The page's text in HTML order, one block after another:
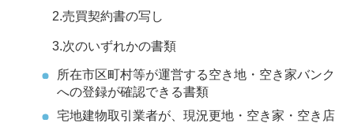
2.売買契約書の写し
3.次のいずれかの書類
所在市区町村等が運営する空き地・空き家バンク
への登録が確認できる書類
宅地建物取引業者が、現況更地・空き家・空き店